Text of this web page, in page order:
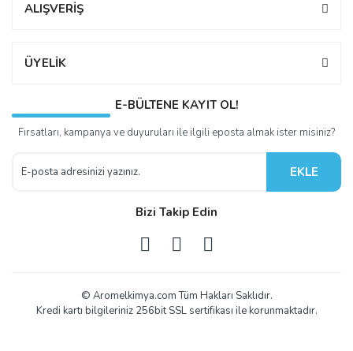
ALIŞVERİŞ
ÜYELİK
E-BÜLTENE KAYIT OL!
Fırsatları, kampanya ve duyuruları ile ilgili eposta almak ister misiniz?
EKLE
Bizi Takip Edin
© Aromelkimya.com Tüm Hakları Saklıdır.
Kredi kartı bilgileriniz 256bit SSL sertifikası ile korunmaktadır.